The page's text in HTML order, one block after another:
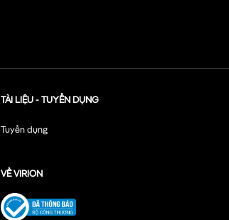
TÀI LIỆU - TUYỂN DỤNG
Tuyển dụng
VỀ VIRION